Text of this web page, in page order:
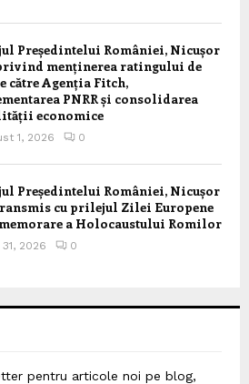
Președintelui României, Nicușor
menținerea ratingului de
către Agenția Fitch,
PNRR și consolidarea
economice
1, 2026 0
Președintelui României, Nicușor
cu prilejul Zilei Europene
a Holocaustului Romilor
2026 0
pentru articole noi pe blog,